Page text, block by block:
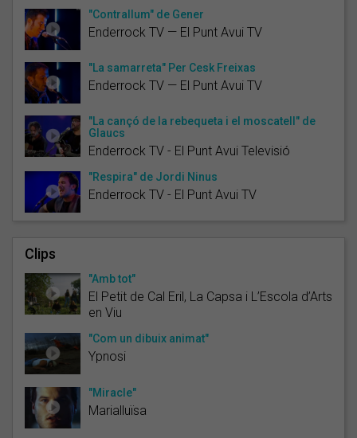
"Contrallum" de Gener
Enderrock TV — El Punt Avui TV
"La samarreta" Per Cesk Freixas
Enderrock TV — El Punt Avui TV
"La cançó de la rebequeta i el moscatell" de
Glaucs
Enderrock TV - El Punt Avui Televisió
"Respira" de Jordi Ninus
Enderrock TV - El Punt Avui TV
Clips
"Amb tot"
El Petit de Cal Eril, La Capsa i L’Escola d’Arts
en Viu
"Com un dibuix animat"
Ypnosi
"Miracle"
Marialluïsa